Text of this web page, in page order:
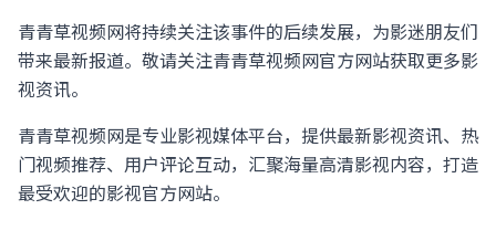
青青草视频网将持续关注该事件的后续发展，为影迷朋友们
带来最新报道。敬请关注青青草视频网官方网站获取更多影
视资讯。
青青草视频网是专业影视媒体平台，提供最新影视资讯、热
门视频推荐、用户评论互动，汇聚海量高清影视内容，打造
最受欢迎的影视官方网站。